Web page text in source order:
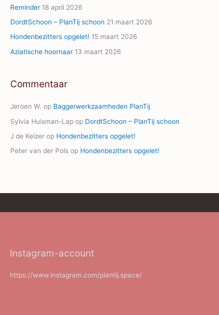
s
s
Reminder 18 april 2026
DordtSchoon – PlanTij schoon 21 maart 2026
Hondenbezitters opgelet! 15 maart 2026
Aziatische hoornaar 13 maart 2026
Commentaar
Jeroen W. op Baggerwerkzaamheden PlanTij
Sylvia Huisman-Lap op DordtSchoon – PlanTij schoon
J de Keizer op Hondenbezitters opgelet!
Peter van der Pols op Hondenbezitters opgelet!
Instagram-account
https://www.instagram.com/plantij.space/